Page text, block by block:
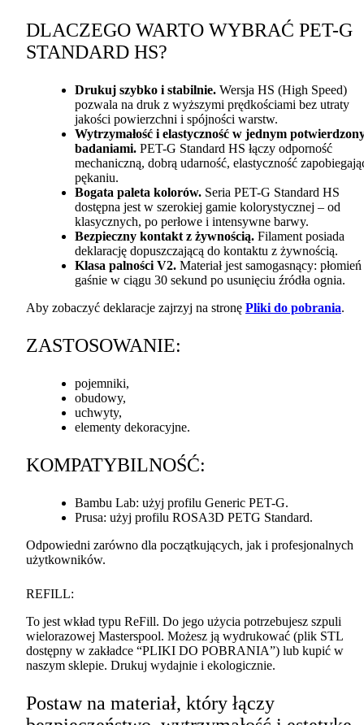
DLACZEGO WARTO WYBRAĆ PET-G
STANDARD HS?
Drukuj szybko i stabilnie. Wersja HS (High Speed)
pozwala na druk z wyższymi prędkościami bez utraty
jakości powierzchni i spójności warstw.
Wytrzymałość i elastyczność w jednym
badaniami. PET-G Standard HS łączy odporność
mechaniczną, dobrą udarność, elastyczność
pękaniu.
Bogata paleta kolorów. Seria PET-G Standard HS
dostępna jest w szerokiej gamie kolorystycznej – od
klasycznych, po perłowe i intensywne barwy.
Bezpieczny kontakt z żywnością. Filament posiada
deklarację dopuszczającą do kontaktu z żywnością.
Klasa palności V2. Materiał jest samogasnący: płomień
gaśnie w ciągu 30 sekund po usunięciu źródła ognia.
Aby zobaczyć deklaracje zajrzyj na stronę Pliki do pobrania.
ZASTOSOWANIE:
pojemniki,
obudowy,
uchwyty,
elementy dekoracyjne.
KOMPATYBILNOŚĆ:
Bambu Lab: użyj profilu Generic PET-G.
Prusa: użyj profilu ROSA3D PETG Standard.
Odpowiedni zarówno dla początkujących, jak i profesjonalnych
użytkowników.
REFILL:
To jest wkład typu ReFill. Do jego użycia potrzebujesz szpuli
wielorazowej Masterspool. Możesz ją wydrukować (plik STL
dostępny w zakładce “PLIKI DO POBRANIA”) lub kupić w
naszym sklepie. Drukuj wydajnie i ekologicznie.
Postaw na materiał, który łączy